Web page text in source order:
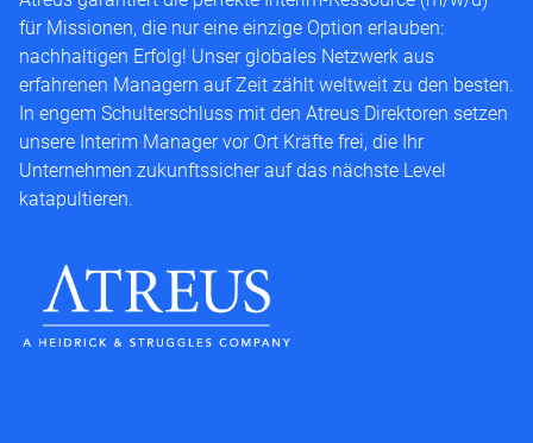
für Missionen, die nur eine einzige Option erlauben:
nachhaltigen Erfolg! Unser globales Netzwerk aus
erfahrenen Managern auf Zeit zählt weltweit zu den besten.
In engem Schulterschluss mit den Atreus Direktoren setzen
unsere Interim Manager vor Ort Kräfte frei, die Ihr
Unternehmen zukunftssicher auf das nächste Level
katapultieren.